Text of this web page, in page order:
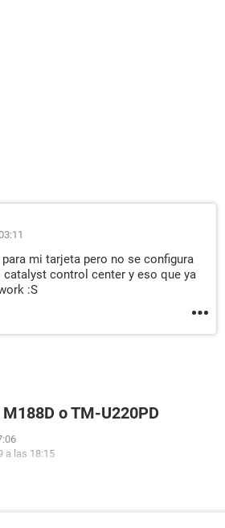
mi tarjeta pero no se configura
catalyst control center y eso que ya
:S
o TM-U220PD
a las 18:15